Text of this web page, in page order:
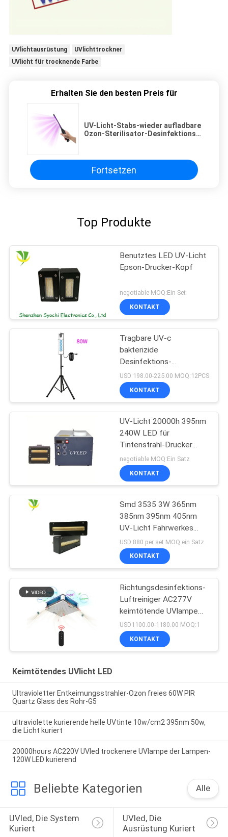
UVlichtausrüstung
UVlichttrockner
UVlicht für trocknende Farbe
Erhalten Sie den besten Preis für
UV-Licht-Stabs-wieder aufladbare
Ozon-Sterilisator-Desinfektions-
Fortsetzen
Top Produkte
Benutztes LED UV-Licht
Epson-Drucker-Kopf
negotiable MOQ:Ein Set
KONTAKT
Tragbare UV-c
bakterizide
Desinfektions-
keimtötende UVbirne des
Sterilisator-UV-Licht-
254nm
USD 198.00-225.00 MOQ:12PCS
KONTAKT
UV-Licht 20000h 395nm
240W LED für
Tintenstrahl-Drucker
Machine
negotiable MOQ:Ein Satz
KONTAKT
Smd 3535 3W 365nm
385nm 395nm 405nm
UV-Licht Fahrwerkes
LED
USD 880 per set MOQ:ein Satz
KONTAKT
Richtungsdesinfektions-
Luftreiniger AC277V
keimtötende UVlampe
150W Omni
USD1100.00-1180.00 MOQ:1
KONTAKT
Keimtötendes UVlicht LED
Ultravioletter Entkeimungsstrahler-Ozon freies 60W PIR
Quartz Glass des Rohr-G5
ultraviolette kurierende helle UVtinte 10w/cm2 395nm 50w,
die Licht kuriert
20000hours AC220V UVled trockenere UVlampe der Lampen-
120W LED kurierend
Beliebte Kategorien Alle
UVled, Die System
Kuriert
UVled, Die
Ausrüstung Kuriert